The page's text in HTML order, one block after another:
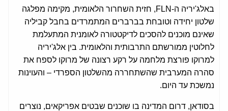
באלג'יריה ה-FLN, חזית השחרור הלאומית, מקימה מפלגה
שלטון יחידה וטובחת בברברים המתמרדים בחבל קביליה
שאינם מוכנים להסכים לדיקטטורה לאומנית המתעלמת
לחלוטין ממורשתם התרבותית והלאומית. בין אלג'יריה
למרוקו פורצת מלחמה על רקע רצונה של מרוקו לספח את
סהרה המערבית שהשתחררה מהשלטון הספרדי – והעוינות
נמשכת עד היום.
בסודאן, דרום המדינה בו שוכנים שבטים אפריקאים, נוצרים